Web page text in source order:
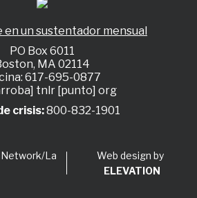
en un sustentador mensual
PO Box 6011
MA 02114
617-695-0877
tnlr [punto] org
crisis:800-832-1901
La
Web design by
ELEVATION